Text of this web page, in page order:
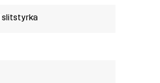
slitstyrka